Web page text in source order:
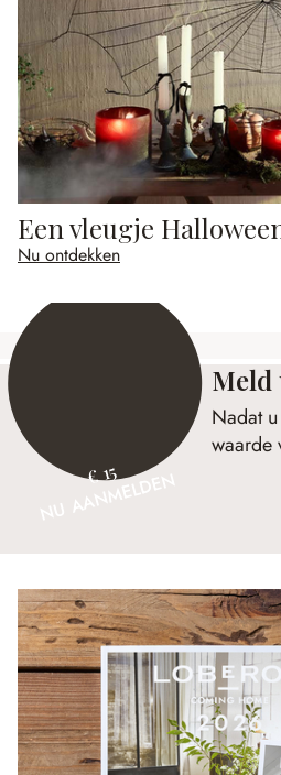
Een vleugje
Nu ontdekken
€ 15
NU AANMELDEN
Meld
Nadat
waarde